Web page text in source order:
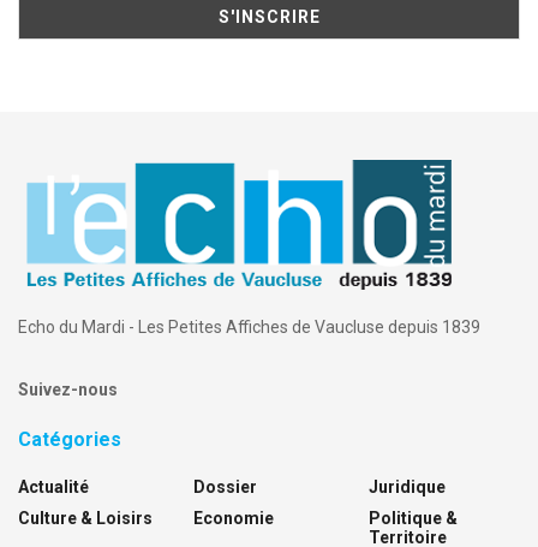
Echo du Mardi - Les Petites Affiches de Vaucluse depuis 1839
Suivez-nous
Catégories
Actualité
Culture & Loisirs
Dossier
Economie
Juridique
Politique &
Territoire